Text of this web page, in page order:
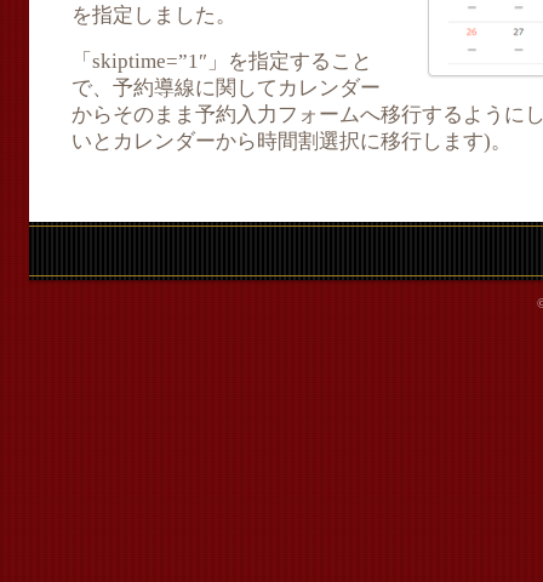
を指定しました。
「skiptime=”1″」を指定すること
で、予約導線に関してカレンダー
からそのまま予約入力フォームへ移行するように
いとカレンダーから時間割選択に移行します)。